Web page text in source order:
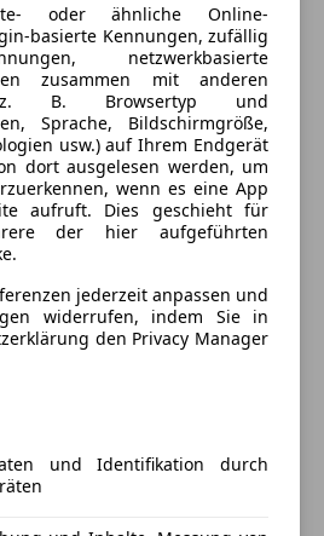
System
hinten
vorne
Grau
Andere
oder ähnliche Online-
basierte Kennungen, zufällig
netzwerkbasierte
zusammen mit anderen
(z. B. Browsertyp und
Sprache, Bildschirmgröße,
usw.) auf Ihrem Endgerät
dort ausgelesen werden, um
wenn es eine App
aufruft. Dies geschieht für
der hier aufgeführten
jederzeit anpassen und
widerrufen, indem Sie in
den Privacy Manager
und Identifikation durch